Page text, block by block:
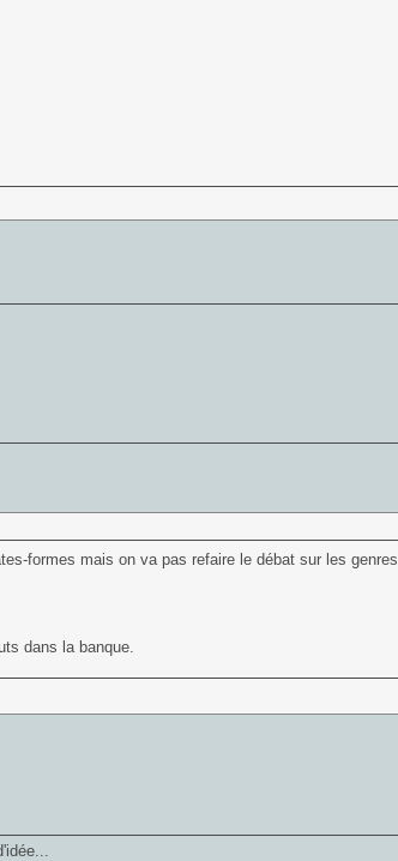
formes mais on va pas refaire le débat sur les genres
dans la banque.